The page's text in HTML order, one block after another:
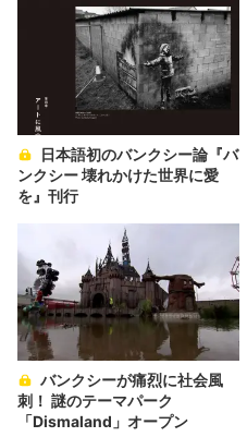
ぞやということを考えさせられ
ンクシー 壊れかけた世界に愛
を』刊行
刺！ 謎のテーマパーク
「Dismaland」オープン